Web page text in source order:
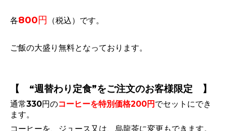
各800円 （税込）です。
ご飯の大盛り無料となっております。
【 “週替わり定食”をご注文のお客様限定 】
通常330円のコーヒーを特別価格200円 でセットにでき
ます。
コーヒーを、ジュース又は、烏龍茶に変更もできます。